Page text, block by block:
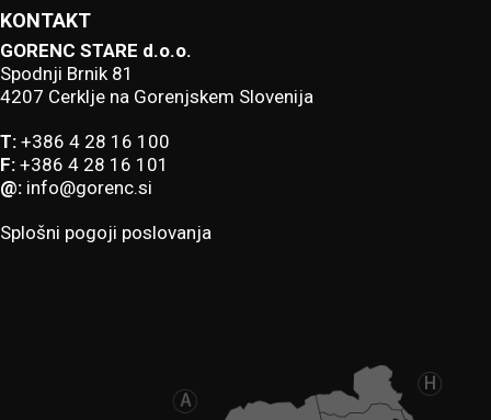
KONTAKT
GORENC STARE d.o.o.
Spodnji Brnik 81
4207 Cerklje na Gorenjskem Slovenija
T: +386 4 28 16 100
F: +386 4 28 16 101
@: info@gorenc.si
Splošni pogoji poslovanja